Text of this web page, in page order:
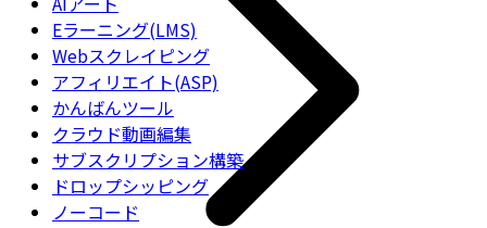
Eラーニング(LMS)
Webスクレイピング
アフィリエイト(ASP)
かんばんツール
クラウド動画編集
サブスクリプション構築
ドロップシッピング
ノーコード